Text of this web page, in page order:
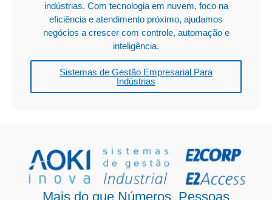
indústrias. Com tecnologia em nuvem, foco na
eficiência e atendimento próximo, ajudamos
negócios a crescer com controle, automação e
inteligência.
Sistemas de Gestão Empresarial Para
Indústrias
Mais do que Números, Pessoas